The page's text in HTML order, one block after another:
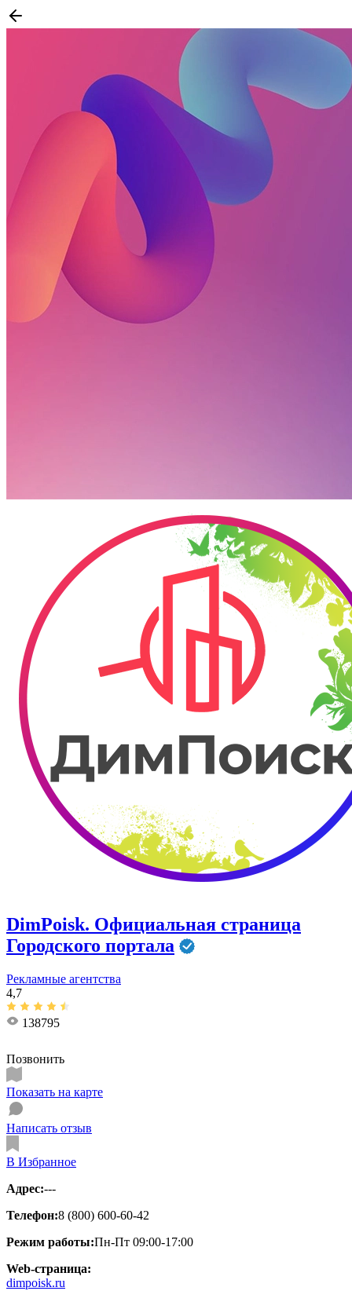
DimPoisk. Официальная страница
Городского портала
Рекламные агентства
4,7
138795
Позвонить
Показать на карте
Написать отзыв
В Избранное
Адрес:---
Телефон:8 (800) 600-60-42
Режим работы:Пн-Пт 09:00-17:00
Web-страница:
dimpoisk.ru